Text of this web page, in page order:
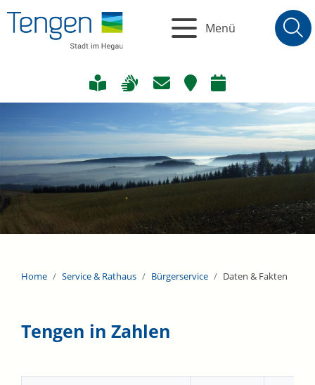
Menü
Home Service & Rathaus Bürgerservice Daten & Fakten
Tengen in Zahlen